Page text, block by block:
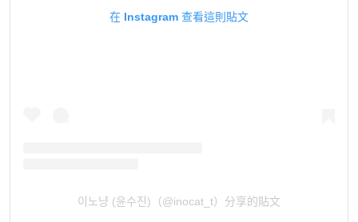
在 Instagram 查看這則貼文
이노냥 (윤수진)（@inocat_t）分享的貼文